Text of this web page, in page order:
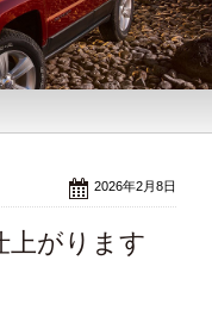
2026年2月8日
上がります